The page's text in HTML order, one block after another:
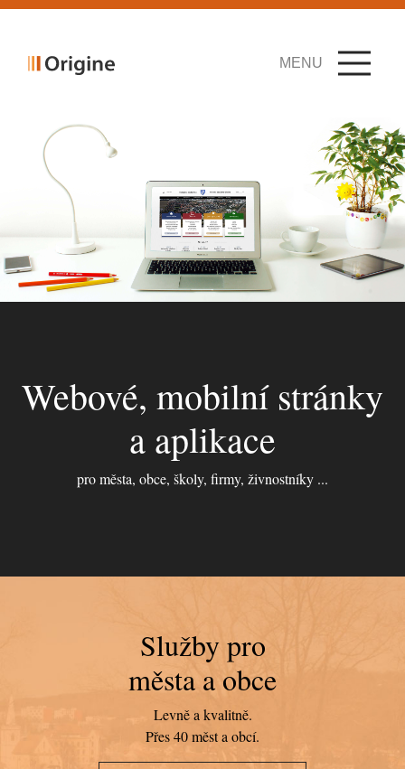
MENU
Webové, mobilní stránky
a aplikace
pro města, obce, školy, firmy, živnostníky ...
Služby pro
města a obce
Levně a kvalitně.
Přes 40 měst a obcí.